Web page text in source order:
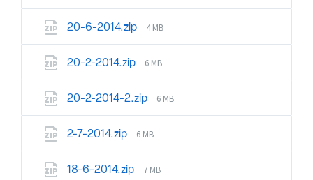
20-6-2014.zip 4 MB
20-2-2014.zip 6 MB
20-2-2014-2.zip 6 MB
2-7-2014.zip 6 MB
18-6-2014.zip 7 MB